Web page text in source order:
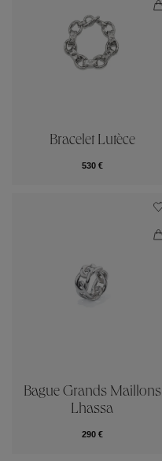
Bracelet Lutèce
530 €
Bague Grands Maillons
Lhassa
290 €